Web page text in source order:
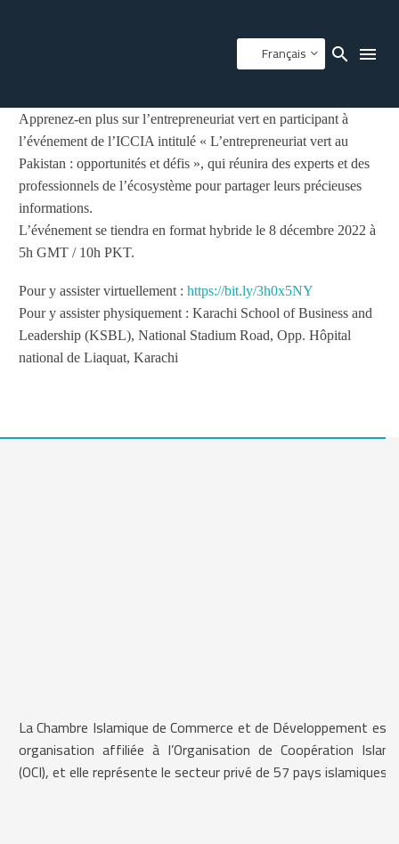
Français
Apprenez-en plus sur l’entrepreneuriat vert en participant à
l’événement de l’ICCIA intitulé « L’entrepreneuriat vert au
Pakistan : opportunités et défis », qui réunira des experts et des
professionnels de l’écosystème pour partager leurs précieuses
informations.
L’événement se tiendra en format hybride le 8 décembre 2022 à
5h GMT / 10h PKT.
Pour y assister virtuellement : https://bit.ly/3h0x5NY
Pour y assister physiquement : Karachi School of Business and
Leadership (KSBL), National Stadium Road, Opp. Hôpital
national de Liaquat, Karachi
La Chambre Islamique de Commerce et de Développement est
organisation affiliée à l’Organisation de Coopération
(OCI), et elle représente le secteur privé de 57 pays islamiques.